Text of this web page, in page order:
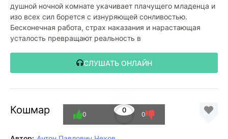
душной ночной комнате укачивает плачущего младенца и
изо всех сил борется с изнуряющей сонливостью.
Бесконечная работа, страх наказания и нарастающая
усталость превращают реальность в
СЛУШАТЬ ОНЛАЙН
Кошмар 0
0 0